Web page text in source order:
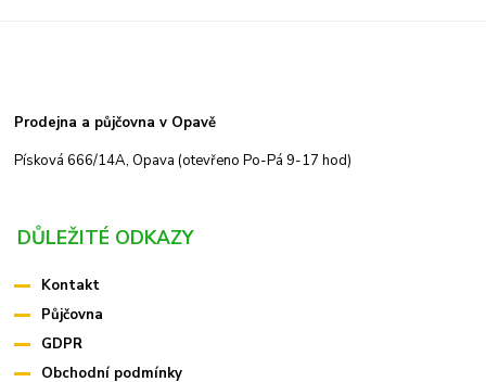
Prodejna a půjčovna v Opavě
Písková 666/14A, Opava (otevřeno Po-Pá 9-17 hod)
DŮLEŽITÉ ODKAZY
Kontakt
Půjčovna
GDPR
Obchodní podmínky